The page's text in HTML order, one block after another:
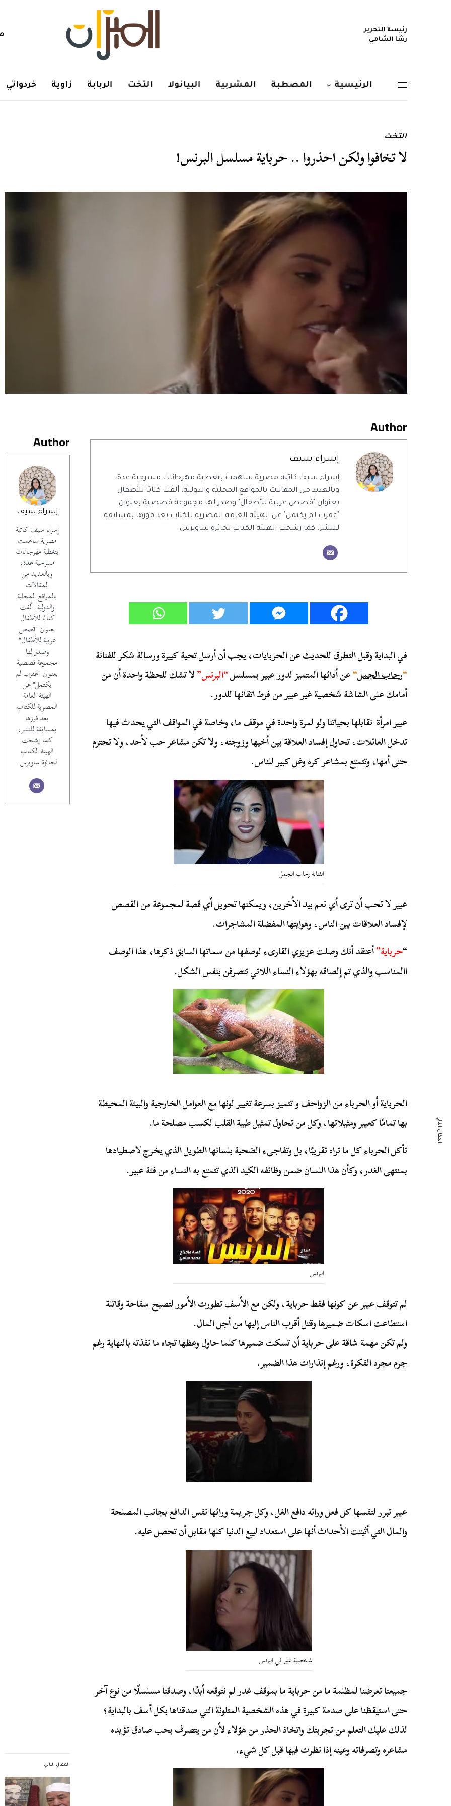
رئيسة التحرير
رشا الشامي
الرئيسية المصطبة المشربية البيانولا التخت الربابة زاوية خردواتي
التخت
لا تخافوا ولكن احذروا .. حرباية مسلسل البرنس!
Author
إسراء سيف
إسراء سيف كاتبة
مصرية ساهمت
بتغطية مهرجانات
مسرحية عدة،
وبالعديد من
المقالات
بالمواقع المحلية
والدولية. ألفت
كتابًا للأطفال
بعنوان "قصص
عربية للأطفال"
وصدر لها
مجموعة قصصية
بعنوان "عقرب لم
يكتمل" عن
الهيئة العامة
المصرية للكتاب
بعد فوزها
بمسابقة للنشر،
كما رشحت
الهيئة الكتاب
لجائزة ساويرس.
المقال التالي
Author
إسراء سيف
إسراء سيف كاتبة مصرية ساهمت بتغطية مهرجانات مسرحية عدة،
وبالعديد من المقالات بالمواقع المحلية والدولية. ألفت كتابًا للأطفال
بعنوان "قصص عربية للأطفال" وصدر لها مجموعة قصصية بعنوان
"عقرب لم يكتمل" عن الهيئة العامة المصرية للكتاب بعد فوزها بمسابقة
للنشر، كما رشحت الهيئة الكتاب لجائزة ساويرس.
في البداية وقبل التطرق للحديث عن الحربايات، يجب أن أرسل تحية كبيرة ورسالة شكر للفنانة
“رحاب الجمل“عن أدائها المتميز لدور عبير بمسلسل“البرنس”لا تشك للحظة واحدة أن من
أمامك على الشاشة شخصية غير عبير من فرط اتقانها للدور.
عبير امرأة نقابلها بحياتنا ولو لمرة واحدة في موقف ما، وخاصة في المواقف التي يحدث فيها
تدخل العائلات، تحاول إفساد العلاقة بين أخيها وزوجته، ولا تكن مشاعر حب لأحد، ولا تحترم
حتى أمها، وتتمتع بمشاعر كره وغل كبير للناس.
الفنانة رحاب الجمل
عبير لا تحب أن ترى أي نعم بيد الأخرين، ويمكنها تحويل أي قصة لمجموعة من القصص
لإفساد العلاقات بين الناس، وهوايتها المفضلة المشاجرات.
“حرباية”أعتقد أنك وصلت عزيزي القارىء لوصفها من سماتها السابق ذكرها، هذا الوصف
االمناسب والذي تم إلصاقه بهؤلاء النساء اللاتي تتصرفن بنفس الشكل.
الحرباية أو الحرباء من الزواحف و تتميز بسرعة تغيير لونها مع العوامل الخارجية والبيئة المحيطة
بها تمامًا كعبير ومثيلاتها، وكل من تحاول تمثيل طيبة القلب لكسب مصلحة ما.
تأكل الحرباء كل ما تراه تقريبًا، بل وتفاجىء الضحية بلسانها الطويل الذي يخرج لاصطيادها
بمنتهى الغدر، وكأن هذا اللسان ضمن وظائفه الكيد الذي تتمتع به النساء من فئة عبير.
البرنس
لم تتوقف عبير عن كونها فقط حرباية، ولكن مع الأسف تطورت الأمور لتصبح سفاحة وقاتلة
استطاعت اسكات ضميرها وقتل أقرب الناس إليها من أجل المال.
ولم تكن مهمة شاقة على حرباية أن تسكت ضميرها كلما حاول وعظها تجاه ما نفذته بالنهاية رغم
جرم مجرد الفكرة، ورغم إنذارات هذا الضمير.
عبير تبرر لنفسها كل فعل ورائه دافع الغل، وكل جريمة ورائها نفس الدافع بجانب المصلحة
والمال التي أثبتت الأحداث أنها على استعداد لبيع الدنيا كلها مقابل أن تحصل عليه.
شخصية عبير في البرنس
جميعنا تعرضنا لمظلمة ما من حرباية ما بموقف غدر لم نتوقعه أبدًا، وصدقنا مسلسلًا من نوع آخر
حتى استيقظنا على صدمة كبيرة في هذه الشخصية المتلونة التي صدقناها بكل أسف بالبداية؛
لذلك عليك التعلم من تجربتك واتخاذ الحذر من هؤلاء لأن من يتصرف بحب صادق تؤيده
مشاعره وتصرفاته وعينه إذا نظرت فيها قبل كل شيء.
المقال التالي